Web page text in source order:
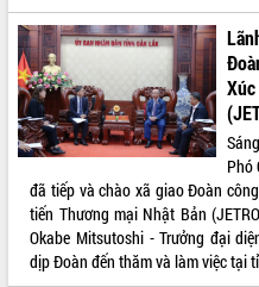
Rà soát, hoàn thiện hệ thống thiết chế
văn hóa, thể thao đáp ứng yêu cầu
phát triển mới
Thường trực HĐND tỉnh Đắk Lắk gặp
mặt Đoàn chuyên gia y tế TP. Hồ Chí
Minh
Lễ truy điệu và an táng hài cốt liệt sĩ
tại Nghĩa trang Liệt sĩ xã Sơn Hòa
Bàn giải pháp tháo gỡ khó khăn trong
xuất khẩu sầu riêng và triển khai quy
định EUDR
THỐNG KÊ TRUY CẬP
Hôm nay: 23899
Phó
đã tiếp và chào xã giao Đoàn
tiến Thương mại Nhật Bản
Okabe Mitsutoshi - Trưởng đại
dịp Đoàn đến thăm và làm việc tại